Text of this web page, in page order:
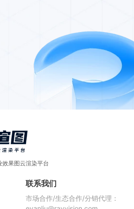
果图云渲染平台
联系我们
市场合作/生态合作/分销代理：